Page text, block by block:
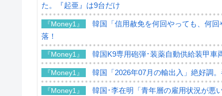
た。『起亜』は9台だけ
『Money1』
韓国「信用赦免を何回やっても、何
落！
『Money1』 韓国K9専用砲弾･装薬自動供給装甲車
『Money1』 韓国「2026年07月の輸出入」絶好調
『Money1』 韓国･李在明「青年層の雇用状況が悪